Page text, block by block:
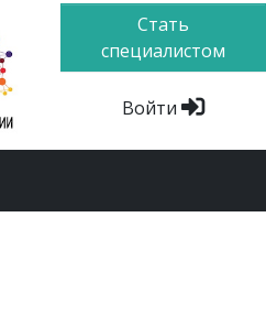
Стать
специалистом
Войти